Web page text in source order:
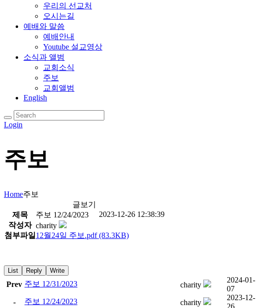
우리의 선교처
오시는길
예배와 말씀
예배안내
Youtube 설교영상
소식과 앨범
교회소식
주보
교회앨범
English
Login
주보
Home주보
글보기
제목
주보 12/24/2023
2023-12-26 12:38:39
작성자 charity
첨부파일 12월24일 주보.pdf(83.3KB)
List Reply Write
Prev 주보 12/31/2023 charity
2024-01-
07
-
주보 12/24/2023 charity
2023-12-